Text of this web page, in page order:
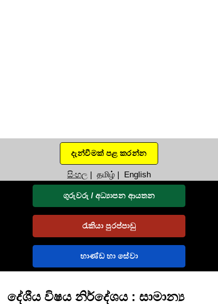
දැන්වීමක් පළ කරන්න
සිංහල | தமிழ் | English
ගුරුවරු / අධ්‍යාපන ආයතන
රැකියා පුරප්පාඩු
භාණ්ඩ හා සේවා
දේශීය විෂය නිර්දේශය : සාමාන්‍ය